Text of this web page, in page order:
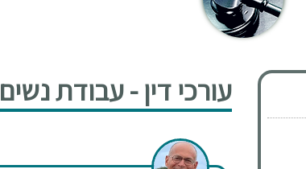
עורכי דין - עבודת נשים